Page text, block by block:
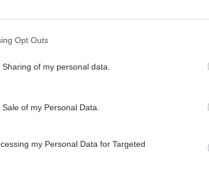
Opt Outs
of my personal data.
of my Personal Data.
my Personal Data for Targeted
En déposant directement un message
répondeur, vous permettez à votre
de l’écouter au moment opportun, ce
pour les services clients, la
votre message vocal est une vraie carte à